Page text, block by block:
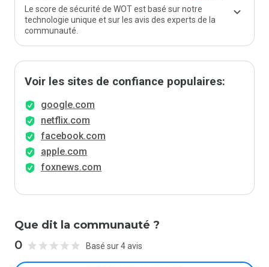
Le score de sécurité de WOT est basé sur notre
technologie unique et sur les avis des experts de la
communauté.
Voir les sites de confiance populaires:
google.com
netflix.com
facebook.com
apple.com
foxnews.com
Que dit la communauté ?
0 Basé sur 4 avis